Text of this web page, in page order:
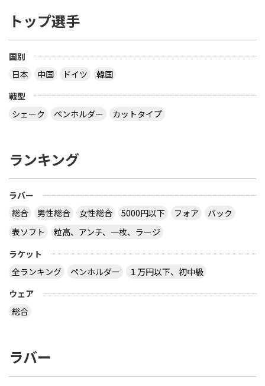
トップ選手
国別
日本
中国 ドイツ
韓国
戦型
シェーク
ペンホルダー カットタイプ
ランキング
ラバー
総合
男性総合 女性総合 5000円以下 フォア
バック
表ソフト
粒高、アンチ、一枚、ラージ
ラケット
全ランキング
ペンホルダー
１万円以下、初中級
ウェア
総合
ラバー